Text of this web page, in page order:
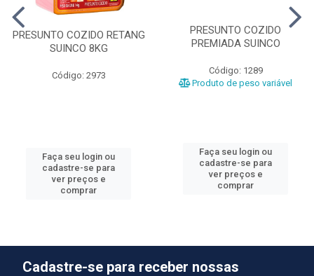
PRESUNTO COZIDO RETANG
SUINCO 8KG
Código: 2973
Faça seu login ou
cadastre-se para
ver preços e
comprar
PRESUNTO COZIDO
PREMIADA SUINCO
Código: 1289
Produto de peso variável
Faça seu login ou
cadastre-se para
ver preços e
comprar
Cadastre-se para receber nossas